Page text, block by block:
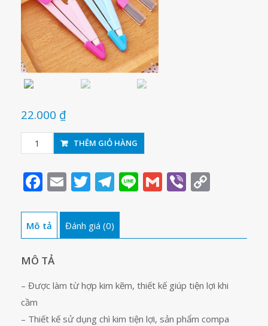
22.000 ₫
Compa
Deli
số
THÊM GIỎ HÀNG
Facebook
EmailTwitter
Telegram
LineGmail
Viber
Mô tả Đánh giá (0)
MÔ TẢ
– Được làm từ hợp kim kẽm, thiết kế giúp tiện lợi khi
cầm
– Thiết kế sử dụng chì kim tiện lợi, sản phẩm compa